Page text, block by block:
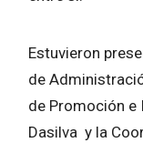
Estuvieron
de
de Promoción e
Dasilva y la